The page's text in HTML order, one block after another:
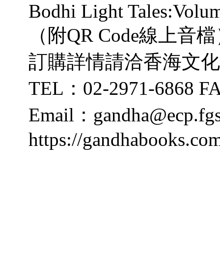
Bodhi Light
（附QR Code線上音
訂購詳情請洽香海文化
TEL：02-2971-6868
Email：
https://